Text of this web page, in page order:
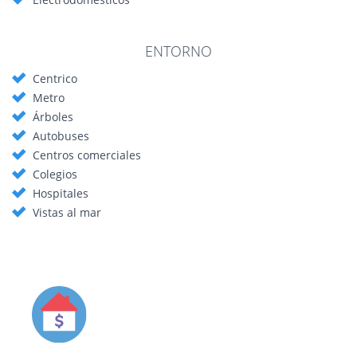
HONORARIOS A CARGO DE LA
PARTE COMPRADORA.
ENTORNO
Centrico
Metro
Árboles
Autobuses
Centros comerciales
Colegios
Hospitales
Vistas al mar